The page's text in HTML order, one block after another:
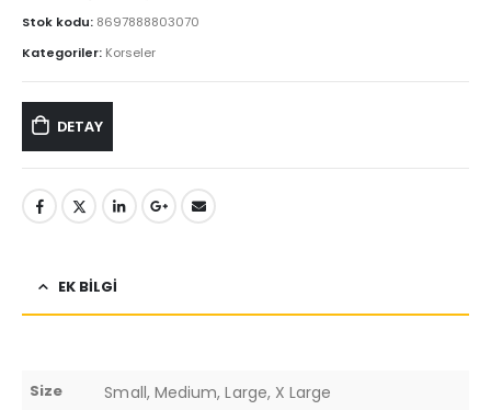
Stok kodu: 8697888803070
Kategoriler: Korseler
DETAY
EK BILGI
Size Small, Medium, Large, X Large